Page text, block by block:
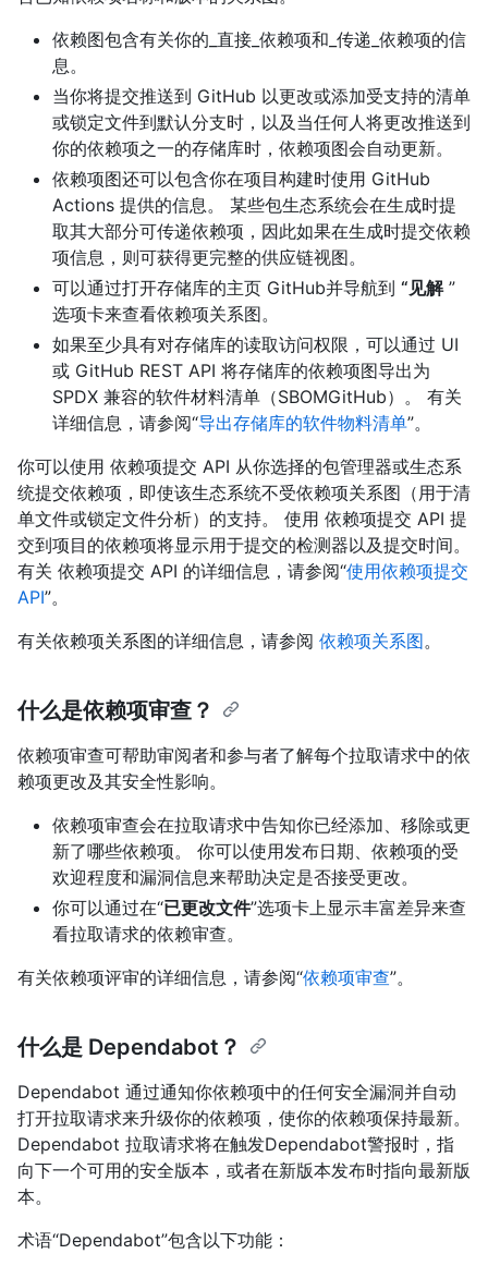
依赖图包含有关你的_直接_依赖项和_传递_依赖项的信
息。
当你将提交推送到 GitHub 以更改或添加受支持的清单
或锁定文件到默认分支时，以及当任何人将更改推送到
你的依赖项之一的存储库时，依赖项图会自动更新。
依赖项图还可以包含你在项目构建时使用 GitHub
Actions 提供的信息。 某些包生态系统会在生成时提
取其大部分可传递依赖项，因此如果在生成时提交依赖
项信息，则可获得更完整的供应链视图。
可以通过打开存储库的主页 GitHub并导航到 “见解”
选项卡来查看依赖项关系图。
如果至少具有对存储库的读取访问权限，可以通过 UI
或 GitHub REST API 将存储库的依赖项图导出为
SPDX 兼容的软件材料清单（SBOMGitHub）。 有关
详细信息，请参阅“导出存储库的软件物料清单”。
你可以使用 依赖项提交 API 从你选择的包管理器或生态系
统提交依赖项，即使该生态系统不受依赖项关系图（用于清
单文件或锁定文件分析）的支持。 使用 依赖项提交 API 提
交到项目的依赖项将显示用于提交的检测器以及提交时间。
有关 依赖项提交 API 的详细信息，请参阅“使用依赖项提交
API”。
有关依赖项关系图的详细信息，请参阅 依赖项关系图。
什么是依赖项审查？
依赖项审查可帮助审阅者和参与者了解每个拉取请求中的依
赖项更改及其安全性影响。
依赖项审查会在拉取请求中告知你已经添加、移除或更
新了哪些依赖项。 你可以使用发布日期、依赖项的受
欢迎程度和漏洞信息来帮助决定是否接受更改。
你可以通过在“已更改文件”选项卡上显示丰富差异来查
看拉取请求的依赖审查。
有关依赖项评审的详细信息，请参阅“依赖项审查”。
什么是 Dependabot？
Dependabot 通过通知你依赖项中的任何安全漏洞并自动
打开拉取请求来升级你的依赖项，使你的依赖项保持最新。
Dependabot 拉取请求将在触发Dependabot警报时，指
向下一个可用的安全版本，或者在新版本发布时指向最新版
本。
术语“Dependabot”包含以下功能：